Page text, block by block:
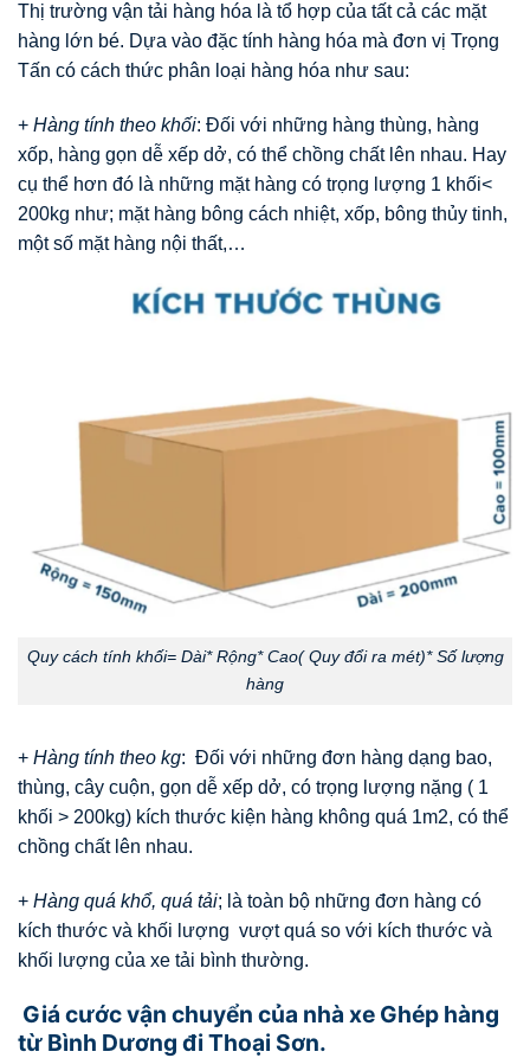
Thị trường vận tải hàng hóa là tổ hợp của tất cả các mặt
hàng lớn bé. Dựa vào đặc tính hàng hóa mà đơn vị Trọng
Tấn có cách thức phân loại hàng hóa như sau:
+ Hàng tính theo khối: Đối với những hàng thùng, hàng
xốp, hàng gọn dễ xếp dở, có thể chồng chất lên nhau. Hay
cụ thể hơn đó là những mặt hàng có trọng lượng 1 khối<
200kg như; mặt hàng bông cách nhiệt, xốp, bông thủy tinh,
một số mặt hàng nội thất,…
Quy cách tính khối= Dài* Rộng* Cao( Quy đổi ra mét)* Số lượng
hàng
+ Hàng tính theo kg: Đối với những đơn hàng dạng bao,
thùng, cây cuộn, gọn dễ xếp dở, có trọng lượng nặng ( 1
khối > 200kg) kích thước kiện hàng không quá 1m2, có thể
chồng chất lên nhau.
+ Hàng quá khổ, quá tải; là toàn bộ những đơn hàng có
kích thước và khối lượng vượt quá so với kích thước và
khối lượng của xe tải bình thường.
Giá cước vận chuyển của nhà xe Ghép hàng
từ Bình Dương đi Thoại Sơn.